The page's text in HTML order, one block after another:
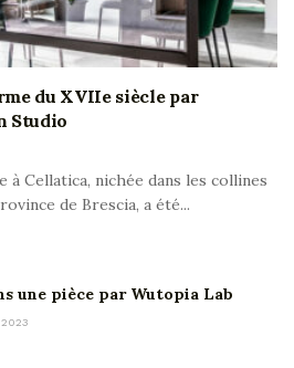
du XVIIe siècle par
Studio
à Cellatica, nichée dans les collines
de Brescia, a été...
une pièce par Wutopia Lab